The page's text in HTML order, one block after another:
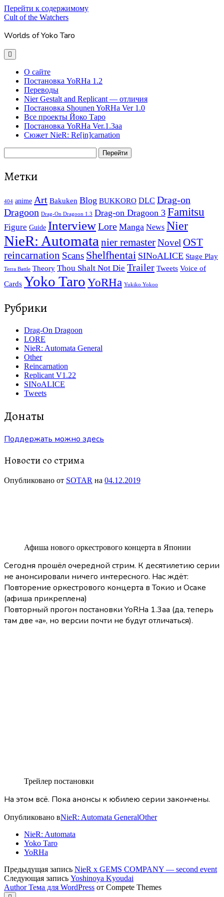
Перейти к содержимому
Cult of the Watchers
Worlds of Yoko Taro
отрыть
основное
О сайте
Постановка YoRHa 1.2
Переводы
Nier Gestalt and Replicant — отличия
Постановка Shounen YoRHa Ver 1.0
Все проекты Йоко Таро
Постановка YoRHa Ver.1.3aa
Сюжет NieR: Re[in]carnation
Боковая
панель
Метки
404 anime Art Bakuken Blog BUKKORO DLC Drag-on
Dragoon Drag-On Dragoon 1.3 Drag-on Dragoon 3 Famitsu
Figure Guide InterviewLore Manga News Nier
NieR: Automata nier remasterNovel OST
reincarnation Scans Shelfhentai SINoALICE Stage Play
Terra Battle Theory Thou Shalt Not Die Trailer Tweets Voice of
Cards Yoko Taro YoRHa Yukiko Yokoo
Рубрики
Drag-On Dragoon
LORE
NieR: Automata General
Other
Reincarnation
Replicant V1.22
SINoALICE
Tweets
Донаты
Поддержать можно здесь
Новости со стрима
Опубликовано от SOTAR на 04.12.2019
Афиша нового оркестрового концерта в Японии
Сегодня прошёл очередной стрим. К десятилетию серии
не анонсировали ничего интересного. Нас ждёт:
Повторение оркестрового концерта в Токио и Осаке
(афиша прикреплена)
Повторный прогон постановки YoRHa 1.3aa (да, теперь
там две «а», но версии почти не будут отличаться).
Трейлер постановки
На этом всё. Пока анонсы к юбилею серии закончены.
Опубликовано вNieR: Automata GeneralOther
NieR: Automata
Yoko Taro
YoRHa
Предыдущая запись NieR x GEMS COMPANY — second event
Следующая запись Yoshinoya Kyoudai
Author Тема для WordPress от Compete Themes